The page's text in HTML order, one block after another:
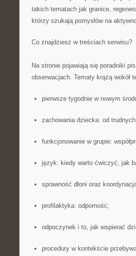
takich tematach jak granice,
którzy szukają pomysłów na
Co znajdziesz w treściach serwisu?
Na stronie pojawiają się poradniki
obserwacjach. Tematy krążą wokół
pierwsze tygodnie w nowym
zachowania dziecka: od
funkcjonowanie w grupie:
język: kiedy warto ćwiczyć, jak
sprawność dłoni oraz
profilaktyka: odporność;
odpoczynek i to, jak wspierać
procedury w kontekście